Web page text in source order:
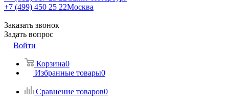
+7 (499) 450 25 22Москва
Заказать звонок
Задать вопрос
Войти
Корзина0
Избранные товары0
Сравнение товаров0